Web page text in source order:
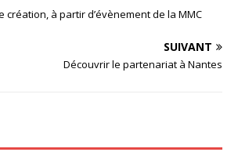
création, à partir d’évènement de la MMC
SUIVANT
Découvrir le partenariat à Nantes